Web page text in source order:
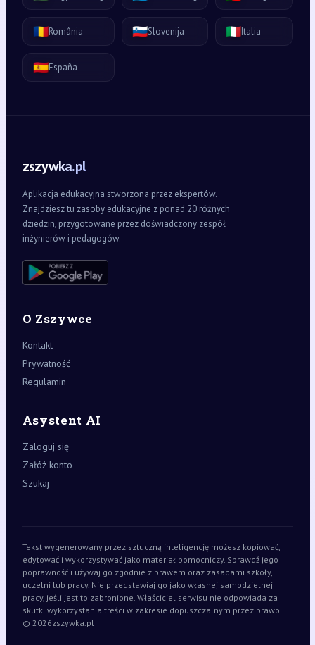
🇷🇴România 🇸🇮Slovenija 🇮🇹Italia
🇪🇸España
zszywka.pl
Aplikacja edukacyjna stworzona przez ekspertów.
Znajdziesz tu zasoby edukacyjne z ponad 20 różnych
dziedzin, przygotowane przez doświadczony zespół
inżynierów i pedagogów.
O Zszywce
Kontakt
Prywatność
Regulamin
Asystent AI
Zaloguj się
Załóż konto
Szukaj
Tekst wygenerowany przez sztuczną inteligencję możesz kopiować,
edytować i wykorzystywać jako materiał pomocniczy. Sprawdź jego
poprawność i używaj go zgodnie z prawem oraz zasadami szkoły,
uczelni lub pracy. Nie przedstawiaj go jako własnej samodzielnej
pracy, jeśli jest to zabronione. Właściciel serwisu nie odpowiada za
skutki wykorzystania treści w zakresie dopuszczalnym przez prawo.
© 2026zszywka.pl